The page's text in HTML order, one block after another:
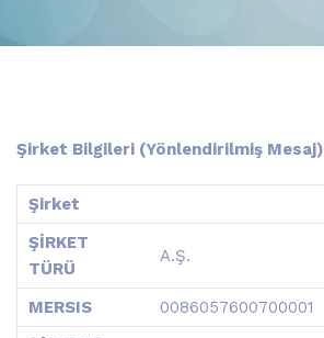
Şirket Bilgileri (Yönlendirilmiş Mesaj)
Şirket
ŞİRKET
TÜRÜ
A.Ş.
MERSIS
0086057600700001